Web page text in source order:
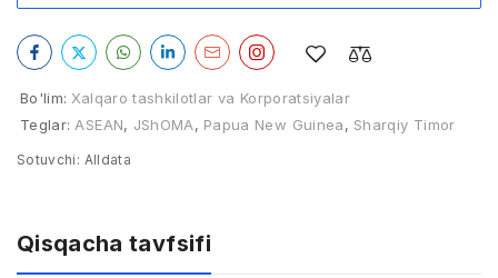
Bo'lim: Xalqaro tashkilotlar va Korporatsiyalar
Teglar: ASEAN, JShOMA, Papua New Guinea, Sharqiy Timor
Sotuvchi: Alldata
Qisqacha tavfsifi